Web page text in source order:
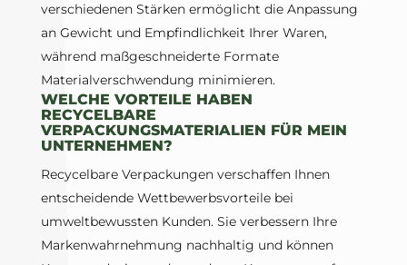
verschiedenen Stärken ermöglicht die Anpassung
an Gewicht und Empfindlichkeit Ihrer Waren,
während maßgeschneiderte Formate
Materialverschwendung minimieren.
WELCHE VORTEILE HABEN
RECYCELBARE
VERPACKUNGSMATERIALIEN FÜR MEIN
UNTERNEHMEN?
Recycelbare Verpackungen verschaffen Ihnen
entscheidende Wettbewerbsvorteile bei
umweltbewussten Kunden. Sie verbessern Ihre
Markenwahrnehmung nachhaltig und können